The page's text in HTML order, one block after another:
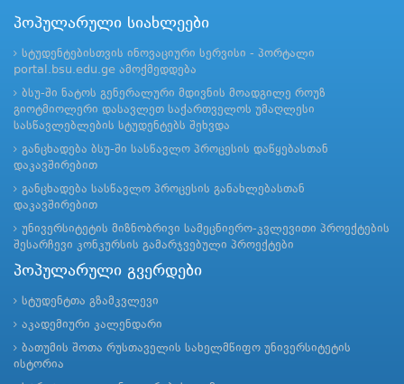
პოპულარული სიახლეები
სტუდენტებისთვის ინოვაციური სერვისი - პორტალი
portal.bsu.edu.ge ამოქმედდება
ბსუ-ში ნატოს გენერალური მდივნის მოადგილე როუზ
გიოტმიოლერი დასავლეთ საქართველოს უმაღლესი
სასწავლებლების სტუდენტებს შეხვდა
განცხადება ბსუ-ში სასწავლო პროცესის დაწყებასთან
დაკავშირებით
განცხადება სასწავლო პროცესის განახლებასთან
დაკავშირებით
უნივერსიტეტის მიზნობრივი სამეცნიერო-კვლევითი პროექტების
შესარჩევი კონკურსის გამარჯვებული პროექტები
პოპულარული გვერდები
სტუდენტთა გზამკვლევი
აკადემიური კალენდარი
ბათუმის შოთა რუსთაველის სახელმწიფო უნივერსიტეტის
ისტორია